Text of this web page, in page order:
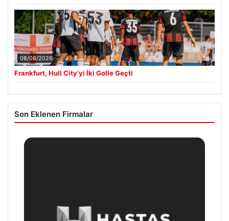
08/08/2026
Frankfurt, Hull City’yi İki Golle Geçti
Son Eklenen Firmalar